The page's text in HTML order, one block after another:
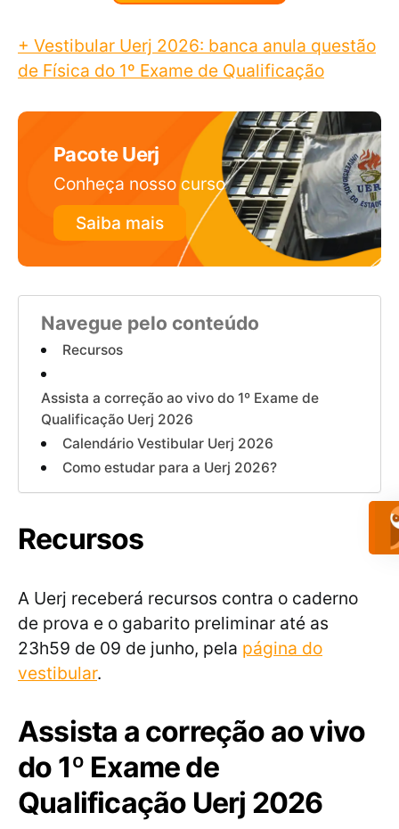
+ Vestibular Uerj 2026: banca anula questão
de Física do 1º Exame de Qualificação
Pacote Uerj
Conheça nosso curso
Saiba mais
Navegue pelo conteúdo
Recursos
Assista a correção ao vivo do 1º Exame de
Qualificação Uerj 2026
Calendário Vestibular Uerj 2026
Como estudar para a Uerj 2026?
Recursos
A Uerj receberá recursos contra o caderno
de prova e o gabarito preliminar até as
23h59 de 09 de junho, pela página do
vestibular.
Assista a correção ao vivo
do 1º Exame de
Qualificação Uerj 2026